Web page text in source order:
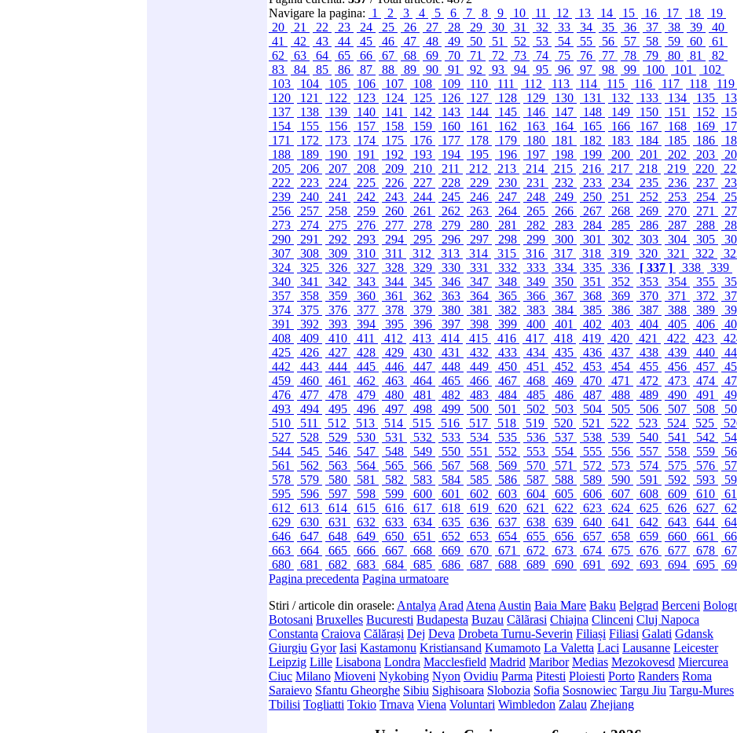
Navigare la pagina: 1 2 3 4 5 6 7 8 9 10 11 12 13 14 15 16 17 18
19
20
21 22 23 24 25 26 27 28 29 30 31 32 33 34 35 36 37 38 39
40
41
42 43 44 45 46 47 48 49 50 51 52 53 54 55 56 57 58 59 60
61
62
63 64 65 66 67 68 69 70 71 72 73 74 75 76 77 78 79 80 81
82
83
84 85 86 87 88 89 90 91 92 93 94 95 96 97 98 99 100 101
102
103
104 105 106 107 108 109 110 111 112 113 114 115 116 117 118
119
120
121 122 123 124 125 126 127 128 129 130 131 132 133 134 135
137
138 139 140 141 142 143 144 145 146 147 148 149 150 151 152
154
155 156 157 158 159 160 161 162 163 164 165 166 167 168 169
171
172 173 174 175 176 177 178 179 180 181 182 183 184 185 186
188
189 190 191 192 193 194 195 196 197 198 199 200 201 202 203
205
206 207 208 209 210 211 212 213 214 215 216 217 218 219 220
222
223 224 225 226 227 228 229 230 231 232 233 234 235 236 237
239
240 241 242 243 244 245 246 247 248 249 250 251 252 253 254
256
257 258 259 260 261 262 263 264 265 266 267 268 269 270 271
273
274 275 276 277 278 279 280 281 282 283 284 285 286 287 288
290
291 292 293 294 295 296 297 298 299 300 301 302 303 304 305
307
308 309 310 311 312 313 314 315 316 317 318 319 320 321 322
324
325 326 327 328 329 330 331 332 333 334 335 336 [ 337 ] 338
339
340
341 342 343 344 345 346 347 348 349 350 351 352 353 354 355
357
358 359 360 361 362 363 364 365 366 367 368 369 370 371 372
374
375 376 377 378 379 380 381 382 383 384 385 386 387 388 389
391
392 393 394 395 396 397 398 399 400 401 402 403 404 405 406
408
409 410 411 412 413 414 415 416 417 418 419 420 421 422 423
425
426 427 428 429 430 431 432 433 434 435 436 437 438 439 440
442
443 444 445 446 447 448 449 450 451 452 453 454 455 456 457
459
460 461 462 463 464 465 466 467 468 469 470 471 472 473 474
476
477 478 479 480 481 482 483 484 485 486 487 488 489 490 491
493
494 495 496 497 498 499 500 501 502 503 504 505 506 507 508
510
511 512 513 514 515 516 517 518 519 520 521 522 523 524 525
527
528 529 530 531 532 533 534 535 536 537 538 539 540 541 542
544
545 546 547 548 549 550 551 552 553 554 555 556 557 558 559
561
562 563 564 565 566 567 568 569 570 571 572 573 574 575 576
578
579 580 581 582 583 584 585 586 587 588 589 590 591 592 593
595
596 597 598 599 600 601 602 603 604 605 606 607 608 609 610
612
613 614 615 616 617 618 619 620 621 622 623 624 625 626 627
629
630 631 632 633 634 635 636 637 638 639 640 641 642 643 644
646
647 648 649 650 651 652 653 654 655 656 657 658 659 660 661
663
664 665 666 667 668 669 670 671 672 673 674 675 676 677 678
680
681 682 683 684 685 686 687 688 689 690 691 692 693 694 695
Pagina precedenta Pagina urmatoare
Stiri / articole din orasele: Antalya Arad Atena Austin Baia Mare Baku Belgrad Berceni
Botosani Bruxelles Bucuresti Budapesta Buzau Cãlãrasi Chiajna Clinceni Cluj Napoca
Constanta Craiova Călărași Dej Deva Drobeta Turnu-Severin Filiași Filiasi Galati Gdansk
Giurgiu Gyor Iasi Kastamonu Kristiansand Kumamoto La Valetta Laci Lausanne Leicester
Leipzig Lille Lisabona Londra Macclesfield Madrid Maribor Medias Mezokovesd Miercurea
Ciuc Milano Mioveni Nykobing Nyon Ovidiu Parma Pitesti Ploiesti Porto Randers Roma
Saraievo Sfantu Gheorghe Sibiu Sighisoara Slobozia Sofia Sosnowiec Targu Jiu Targu-Mures
Tbilisi Togliatti Tokio Trnava Viena Voluntari Wimbledon Zalau Zhejiang